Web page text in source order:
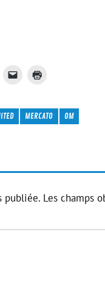
MERCATO OM
publiée. Les champs